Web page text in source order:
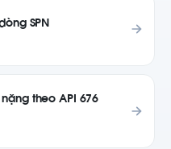
SPN
theo API 676